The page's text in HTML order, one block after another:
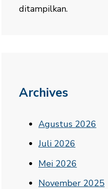
ditampilkan.
Archives
Agustus 2026
Juli 2026
Mei 2026
November 2025